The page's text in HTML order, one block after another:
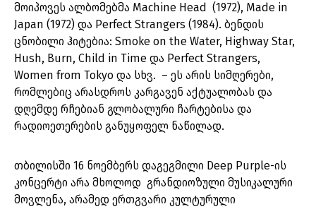
მოიპოვეს ალბომებმა Machine Head (1972), Made in
Japan (1972) და Perfect Strangers (1984). ბენდის
ცნობილი ჰიტებია: Smoke on the Water, Highway Star,
Hush, Burn, Child in Time და Perfect Strangers,
Women from Tokyo და სხვ. – ეს არის სიმღერები,
რომლებიც არასდროს კარგავენ აქტუალობას და
დღემდე რჩებიან გლობალური ჩარტებისა და
რადიოეთერების განუყოფელ ნაწილად.
თბილისში 16 ნოემბერს დაგეგმილი Deep Purple-ის
კონცერტი არა მხოლოდ გრანდიოზული მუსიკალური
მოვლენა, არამედ ერთგვარი კულტურული